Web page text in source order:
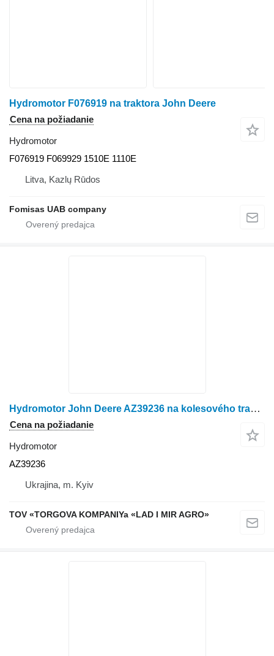
Hydromotor F076919 na traktora John Deere
Cena na požiadanie
Hydromotor
F076919 F069929 1510E 1110E
Litva, Kazlų Rūdos
Fomisas UAB company
Hydromotor John Deere AZ39236 na kolesového traktora John Deere 6610
Cena na požiadanie
Hydromotor
AZ39236
Ukrajina, m. Kyiv
TOV «TORGOVA KOMPANIYa «LAD I MIR AGRO»